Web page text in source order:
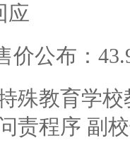
应
价公布：
殊教育学
责程序 副